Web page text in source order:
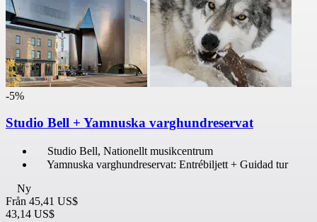
-5%
Studio Bell + Yamnuska varghundreservat
Studio Bell, Nationellt musikcentrum
Yamnuska varghundreservat: Entrébiljett + Guidad tur
Ny
Från 45,41 US$
43,14 US$